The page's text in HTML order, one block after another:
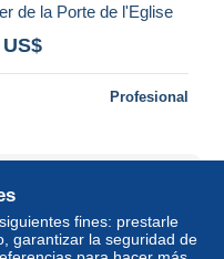
de la Porte de l'Eglise
Profesional
fines: prestarle
garantizar la seguridad de